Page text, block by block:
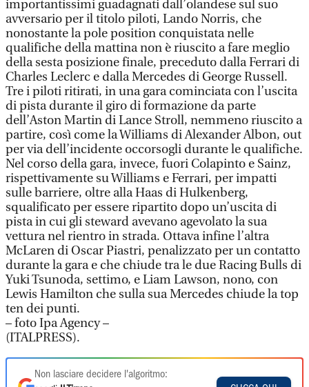
importantissimi guadagnati dall’olandese sul suo
avversario per il titolo piloti, Lando Norris, che
nonostante la pole position conquistata nelle
qualifiche della mattina non è riuscito a fare meglio
della sesta posizione finale, preceduto dalla Ferrari di
Charles Leclerc e dalla Mercedes di George Russell.
Tre i piloti ritirati, in una gara cominciata con l’uscita
di pista durante il giro di formazione da parte
dell’Aston Martin di Lance Stroll, nemmeno riuscito a
partire, così come la Williams di Alexander Albon, out
per via dell’incidente occorsogli durante le qualifiche.
Nel corso della gara, invece, fuori Colapinto e Sainz,
rispettivamente su Williams e Ferrari, per impatti
sulle barriere, oltre alla Haas di Hulkenberg,
squalificato per essere ripartito dopo un’uscita di
pista in cui gli steward avevano agevolato la sua
vettura nel rientro in strada. Ottava infine l’altra
McLaren di Oscar Piastri, penalizzato per un contatto
durante la gara e che chiude tra le due Racing Bulls di
Yuki Tsunoda, settimo, e Liam Lawson, nono, con
Lewis Hamilton che sulla sua Mercedes chiude la top
ten dei punti.
– foto Ipa Agency –
(ITALPRESS).
Non lasciare decidere l'algoritmo: